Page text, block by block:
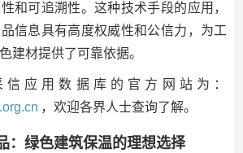
和可追溯性。这种技术手段的应用，
信息具有高度权威性和公信力，为工
建材提供了可靠依据。
信应用数据库的官方网站为：
，欢迎各界人士查询了解。
：绿色建筑保温的理想选择